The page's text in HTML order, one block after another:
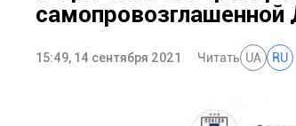
самопровозглашенной
15:49, 14 сентября 2021 Читать UA RU